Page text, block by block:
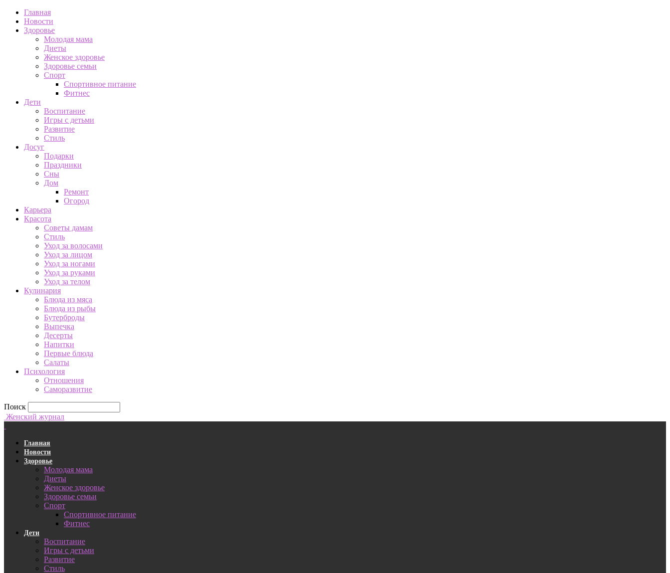
Главная
Новости
Здоровье
Молодая мама
Диеты
Женское здоровье
Здоровье семьи
Спорт
Спортивное питание
Фитнес
Дети
Воспитание
Игры с детьми
Развитие
Стиль
Досуг
Подарки
Праздники
Сны
Дом
Ремонт
Огород
Карьера
Красота
Советы дамам
Стиль
Уход за волосами
Уход за лицом
Уход за ногами
Уход за руками
Уход за телом
Кулинария
Блюда из мяса
Блюда из рыбы
Бутерброды
Выпечка
Десерты
Напитки
Первые блюда
Салаты
Психология
Отношения
Саморазвитие
Поиск
Женский журнал
Главная
Новости
Здоровье
Молодая мама
Диеты
Женское здоровье
Здоровье семьи
Спорт
Спортивное питание
Фитнес
Дети
Воспитание
Игры с детьми
Развитие
Стиль